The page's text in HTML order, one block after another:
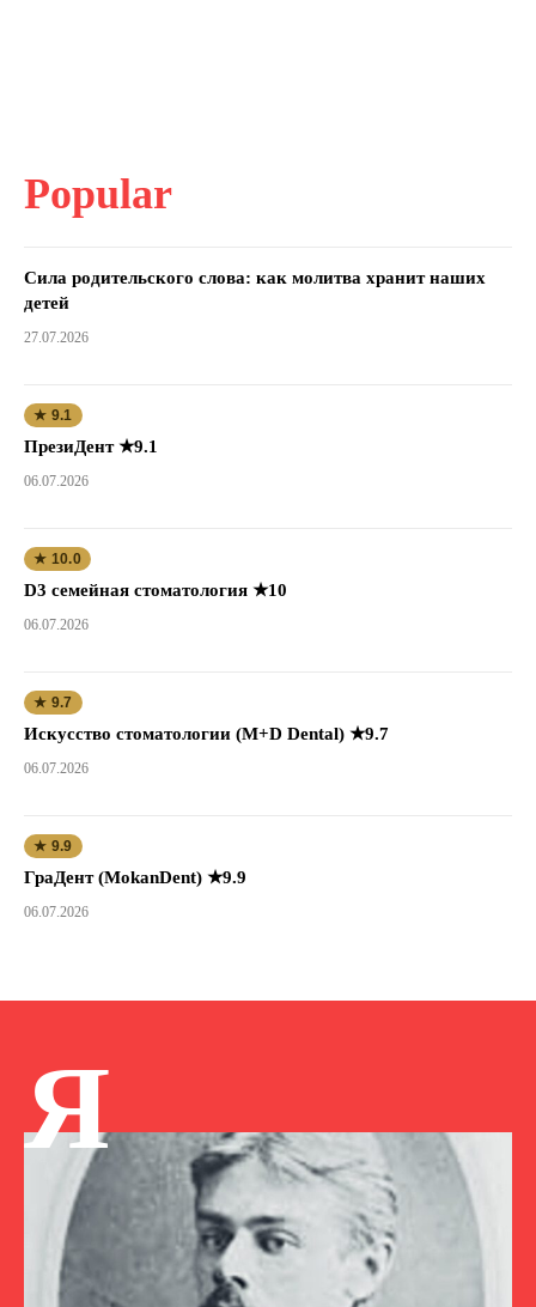
Popular
Сила родительского слова: как молитва хранит наших
детей
27.07.2026
★ 9.1
ПрезиДент ★9.1
06.07.2026
★ 10.0
D3 семейная стоматология ★10
06.07.2026
★ 9.7
Искусство стоматологии (M+D Dental) ★9.7
06.07.2026
★ 9.9
ГраДент (MokanDent) ★9.9
06.07.2026
Я